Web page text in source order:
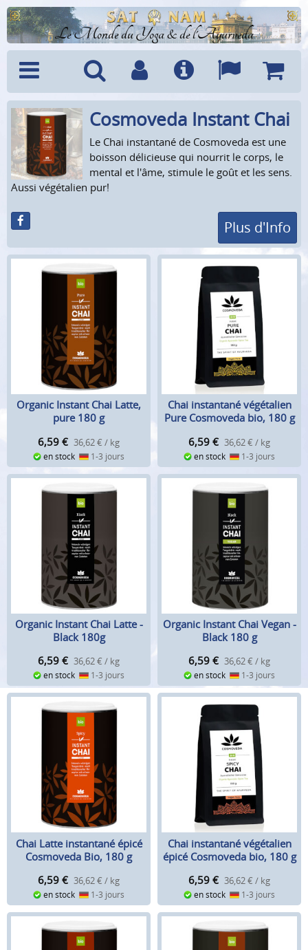
Le Monde du Yoga & de l'Ayurveda
Menu Recherche
CompteInfo LanguesPanier
Cosmoveda Instant Chai
Le Chai instantané de Cosmoveda est une
boisson délicieuse qui nourrit le corps, le
mental et l'âme, stimule le goût et les sens.
Aussi végétalien pur!
Plus d'Info
Organic Instant Chai Latte,
pure 180 g
6,59 € 36,62 € / kg
en stock 1-3 jours
Chai instantané végétalien
Pure Cosmoveda bio, 180 g
6,59 € 36,62 € / kg
en stock 1-3 jours
Organic Instant Chai Latte -
Black 180g
6,59 € 36,62 € / kg
en stock 1-3 jours
Organic Instant Chai Vegan -
Black 180 g
6,59 € 36,62 € / kg
en stock 1-3 jours
Chai Latte instantané épicé
Cosmoveda Bio, 180 g
6,59 € 36,62 € / kg
en stock 1-3 jours
Chai instantané végétalien
épicé Cosmoveda bio, 180 g
6,59 € 36,62 € / kg
en stock 1-3 jours